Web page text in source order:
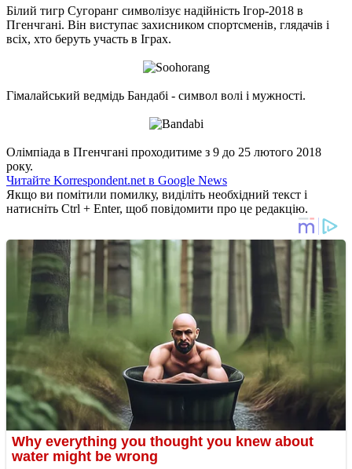
Білий тигр Сугоранг символізує надійність Ігор-2018 в
Пгенчгані. Він виступає захисником спортсменів, глядачів і
всіх, хто беруть участь в Іграх.
Гімалайський ведмідь Бандабі - символ волі і мужності.
Олімпіада в Пгенчгані проходитиме з 9 до 25 лютого 2018
року.
Читайте Korrespondent.net в Google News
Якщо ви помітили помилку, виділіть необхідний текст і
натисніть Ctrl + Enter, щоб повідомити про це редакцію.